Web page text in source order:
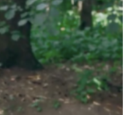
01:44
01:27
01:34